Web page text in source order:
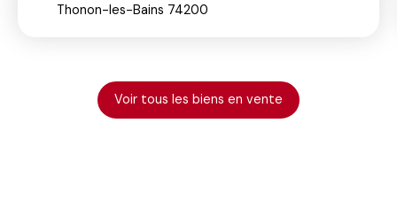
Thonon-les-Bains 74200
Voir tous les biens en vente